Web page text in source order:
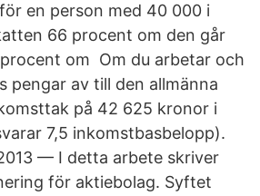
en person med 40 000 i
66 procent om den går
om Om du arbetar och
pengar av till den allmänna
på 42 625 kronor i
7,5 inkomstbasbelopp).
— I detta arbete skriver
för aktiebolag. Syftet